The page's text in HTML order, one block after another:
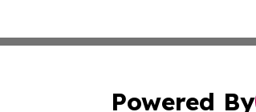
Powered By